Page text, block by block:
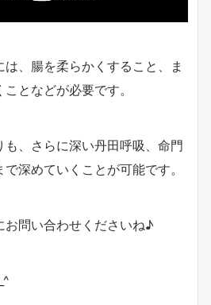
、腸を柔らかくすること、ま
となどが必要です。
、さらに深い丹田呼吸、命門
深めていくことが可能です。
お問い合わせくださいね♪